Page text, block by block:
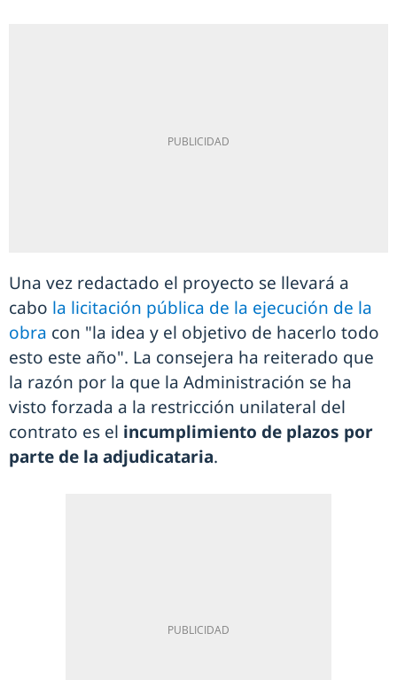
Una vez redactado el proyecto se llevará a
cabo la licitación pública de la ejecución de la
obra con "la idea y el objetivo de hacerlo todo
esto este año". La consejera ha reiterado que
la razón por la que la Administración se ha
visto forzada a la restricción unilateral del
contrato es el incumplimiento de plazos por
parte de la adjudicataria.